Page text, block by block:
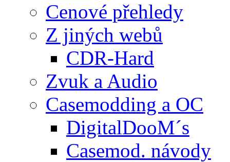
Cenové přehledy
Z jiných webů
CDR-Hard
Zvuk a Audio
Casemodding a OC
DigitalDooM´s
Casemod. návody